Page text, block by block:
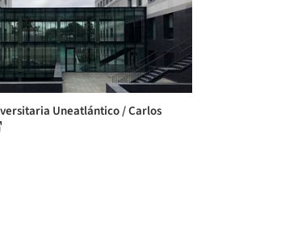
Uneatlántico / Carlos